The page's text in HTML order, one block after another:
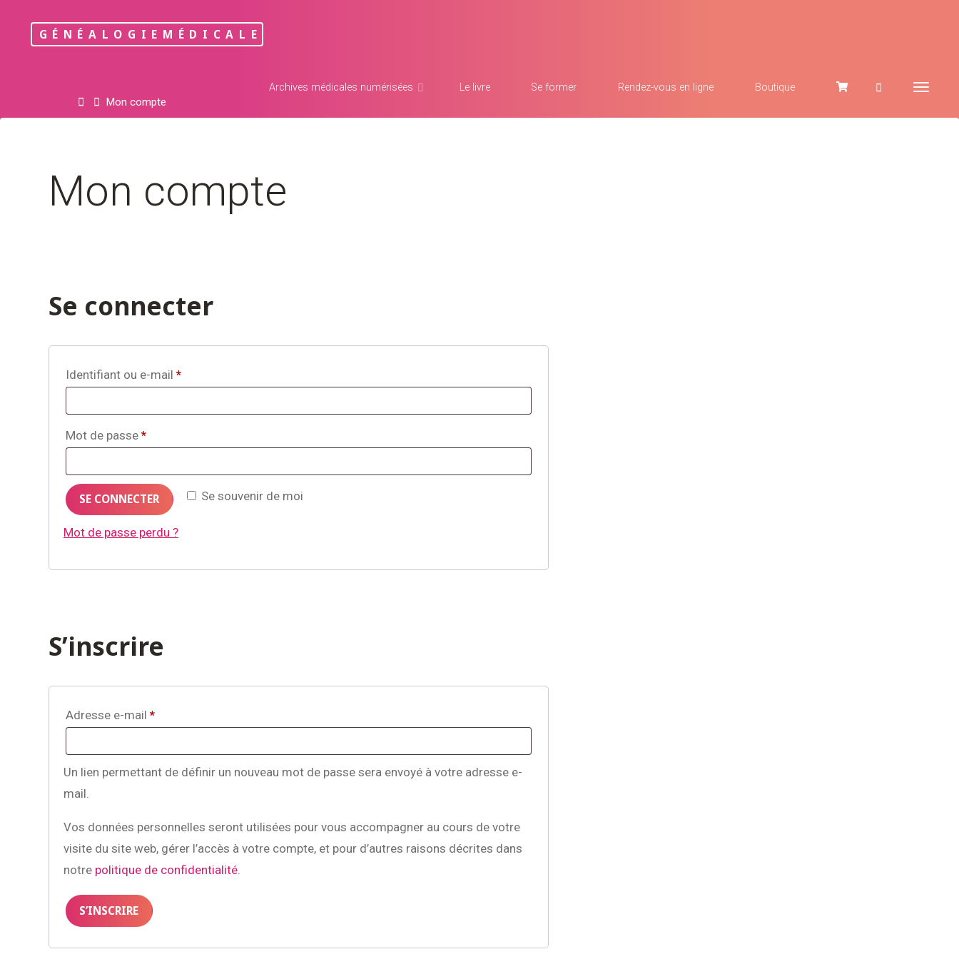
GÉNÉALOGIEMÉDICALE
Archives médicales numérisées Le livre Se former Rendez-vous en ligne Boutique
HomeMon compte
Mon compte
Se connecter
Identifiant ou e-mail *Obligatoire
Mot de passe *Obligatoire
Se souvenir de moi
SE CONNECTER
Mot de passe perdu ?
S’inscrire
Adresse e-mail *Obligatoire
Un lien permettant de définir un nouveau mot de passe sera envoyé à votre adresse e-
mail.
Vos données personnelles seront utilisées pour vous accompagner au cours de votre
visite du site web, gérer l’accès à votre compte, et pour d’autres raisons décrites dans
notre politique de confidentialité.
S’INSCRIRE